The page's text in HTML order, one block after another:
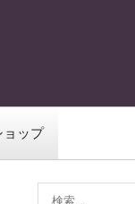
ョップ